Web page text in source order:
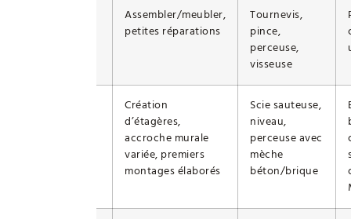
Assembler/meubler,
petites réparations
Tournevis,
pince,
perceuse,
visseuse
Création
d’étagères,
accroche murale
variée, premiers
montages élaborés
Scie sauteuse,
niveau,
perceuse avec
mèche
béton/brique